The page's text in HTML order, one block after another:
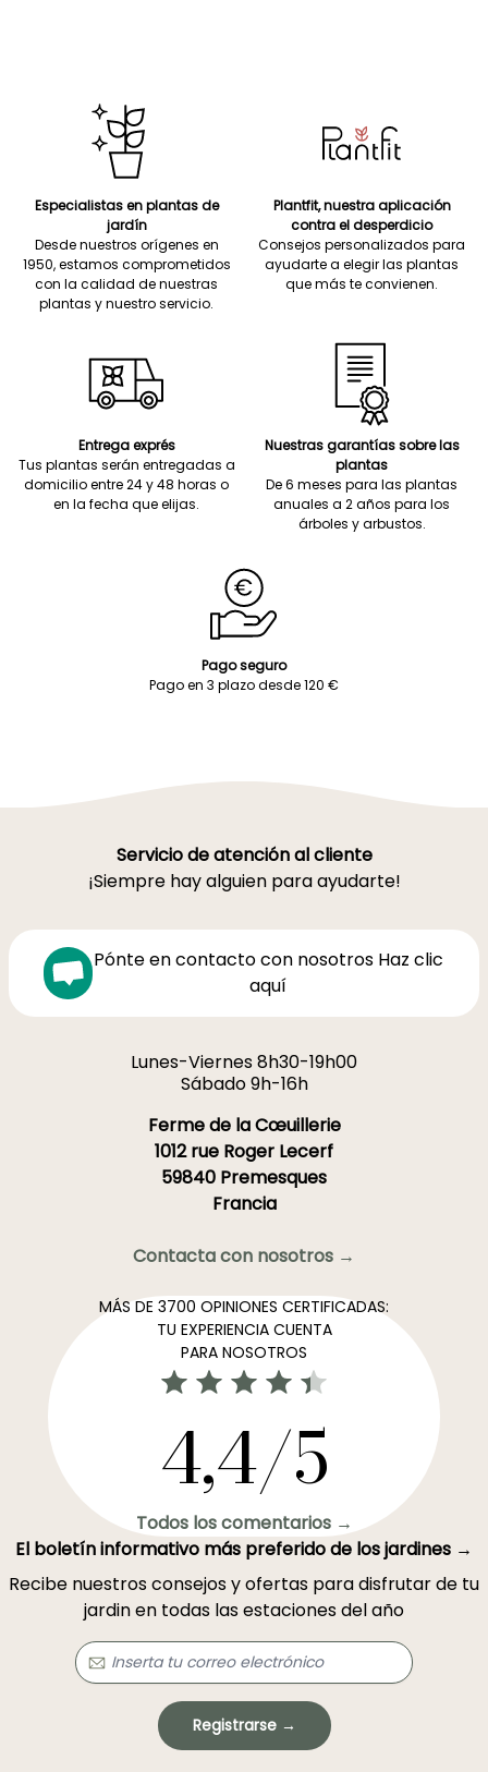
Especialistas en plantas de
jardín
Desde nuestros orígenes en
1950, estamos comprometidos
con la calidad de nuestras
plantas y nuestro servicio.
Plantfit, nuestra aplicación
contra el desperdicio
Consejos personalizados para
ayudarte a elegir las plantas
que más te convienen.
Entrega exprés
Tus plantas serán entregadas a
domicilio entre 24 y 48 horas o
en la fecha que elijas.
Nuestras garantías sobre las
plantas
De 6 meses para las plantas
anuales a 2 años para los
árboles y arbustos.
Pago seguro
Pago en 3 plazo desde 120 €
Servicio de atención al cliente
¡Siempre hay alguien para ayudarte!
Pónte en contacto con nosotros Haz clic
aquí
Lunes-Viernes 8h30-19h00
Sábado 9h-16h
Ferme de la Cœuillerie
1012 rue Roger Lecerf
59840 Premesques
Francia
Contacta con nosotros →
MÁS DE 3700 OPINIONES CERTIFICADAS:
TU EXPERIENCIA CUENTA
PARA NOSOTROS
4,4/5
Todos los comentarios →
El boletín informativo más preferido de los jardines →
Recibe nuestros consejos y ofertas para disfrutar de tu
jardin en todas las estaciones del año
Registrarse →